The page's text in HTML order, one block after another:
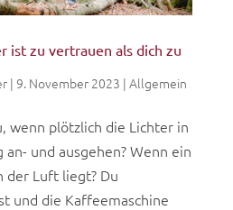
ist zu vertrauen als dich zu
| 9. November 2023 | Allgemein
wenn plötzlich die Lichter in
und ausgehen? Wenn ein
der Luft liegt? Du
und die Kaffeemaschine